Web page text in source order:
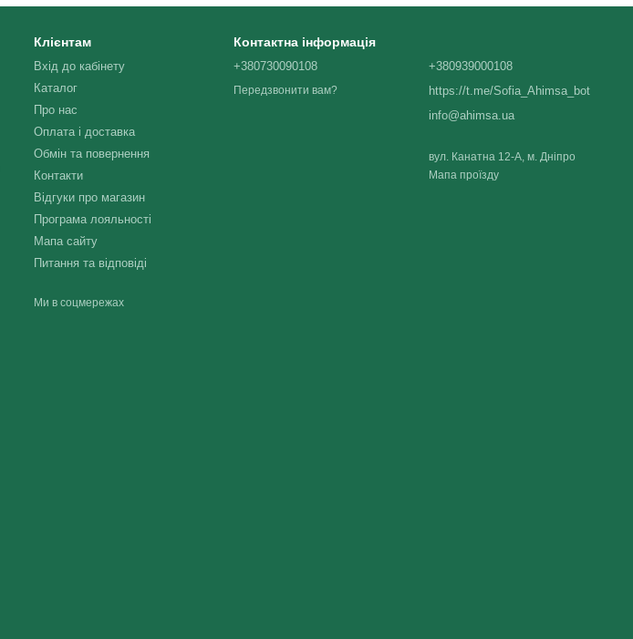
Клієнтам
Вхід до кабінету
Каталог
Про нас
Оплата і доставка
Обмін та повернення
Контакти
Відгуки про магазин
Програма лояльності
Мапа сайту
Питання та відповіді
Ми в соцмережах
Контактна інформація
+380730090108
Передзвонити вам?
+380939000108
https://t.me/Sofia_Ahimsa_bot
info@ahimsa.ua
вул. Канатна 12-А, м. Дніпро
Мапа проїзду